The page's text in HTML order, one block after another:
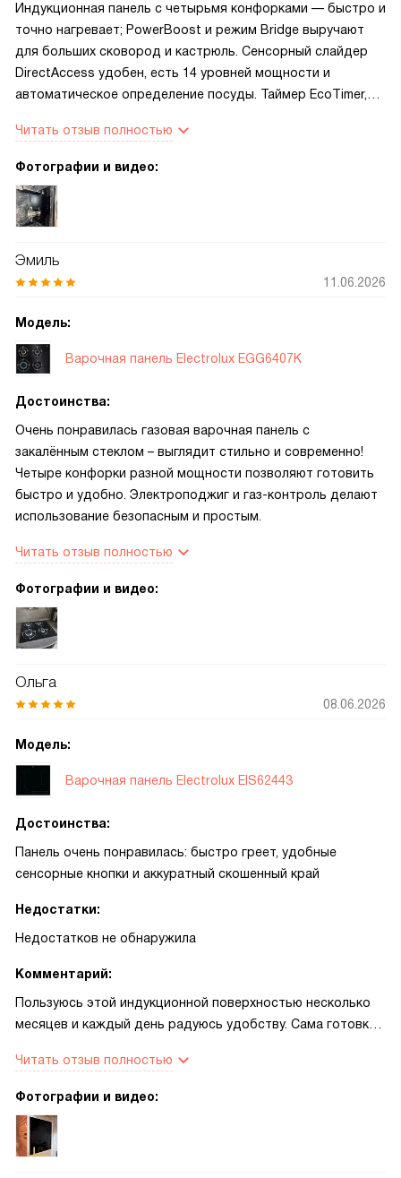
Индукционная панель с четырьмя конфорками — быстро и
точно нагревает; PowerBoost и режим Bridge выручают
для больших сковород и кастрюль. Сенсорный слайдер
DirectAccess удобен, есть 14 уровней мощности и
автоматическое определение посуды. Таймер EcoTimer,
добавляют уверенности. Защита от детей, блокировка и
управление вытяжкой через Hob2Hood — спокойнее,
Читать отзыв полностью
Фотографии и видео:
Эмиль
11.06.2026
Модель:
Варочная панель Electrolux EGG6407K
Достоинства:
Очень понравилась газовая варочная панель с
закалённым стеклом – выглядит стильно и современно!
Четыре конфорки разной мощности позволяют готовить
быстро и удобно. Электроподжиг и газ-контроль делают
использование безопасным и простым.
Читать отзыв полностью
Фотографии и видео:
Ольга
08.06.2026
Модель:
Варочная панель Electrolux EIS62443
Достоинства:
Панель очень понравилась: быстро греет, удобные
сенсорные кнопки и аккуратный скошенный край
Недостатки:
Недостатков не обнаружила
Комментарий:
Пользуюсь этой индукционной поверхностью несколько
месяцев и каждый день радуюсь удобству. Сама готовка
и это заметно при утренней спешке и при семейных
ужинах. Сенсорное управление простое — настраивать
помогает вечером. Автоматика закипания реально
облегчает заботы: можно заняться другим, пока вода не
Читать отзыв полностью
Фотографии и видео: